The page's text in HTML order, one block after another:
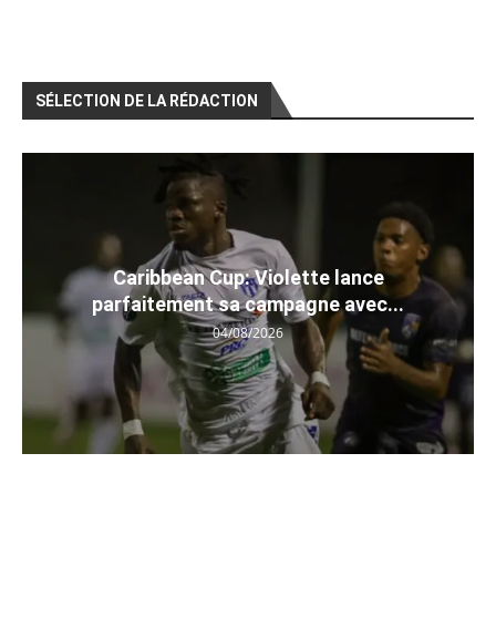
SÉLECTION DE LA RÉDACTION
Caribbean Cup: Violette lance
parfaitement sa campagne avec...
04/08/2026